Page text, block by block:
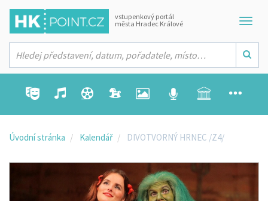
vstupenkový portál
města Hradec Králové
Úvodní stránka Kalendář DIVOTVORNÝ HRNEC /Z4/